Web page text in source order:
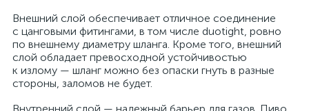
Внешний слой обеспечивает отличное соединение
с цанговыми фитингами, в том числе duotight, ровно
по внешнему диаметру шланга. Кроме того, внешний
слой обладает превосходной устойчивостью
к излому — шланг можно без опаски гнуть в разные
стороны, заломов не будет.